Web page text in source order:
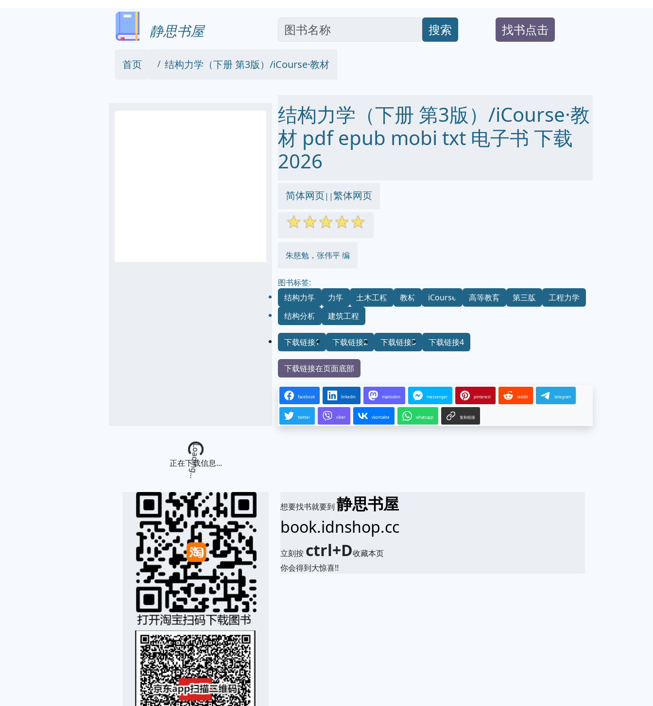
静思书屋 搜索 找书点击
首页 结构力学（下册 第3版）/iCourse·教材
结构力学（下册 第3版）/iCourse·教
材 pdf epub mobi txt 电子书 下载
2026
简体网页||繁体网页
☆☆☆☆☆
朱慈勉，张伟平 编
图书标签:
结构力学
力学 土木工程 教材 iCourse 高等教育 第三版
工程力学
结构分析
建筑工程
下载链接1 下载链接2 下载链接3 下载链接4
下载链接在页面底部
facebook linkedin mastodon messenger pinterest reddit telegram
twitter viber vkontakte whatsapp 复制链接
Loading...
正在下载信息...
想要找书就要到静思书屋
book.idnshop.cc
立刻按 ctrl+D收藏本页
你会得到大惊喜!!